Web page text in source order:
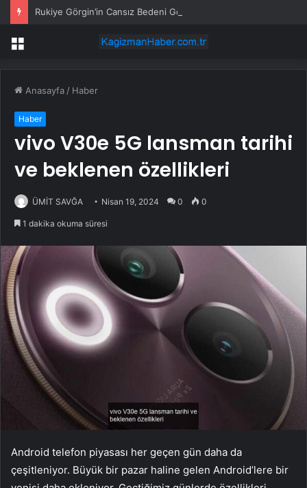
Rukiye Görgin’in Cansız Bedeni Göl Çevresinde Bulundu
Menü
Anasayfa / Haber
Haber
vivo V30e 5G lansman tarihi
ve beklenen özellikleri
ÜMİT SAVĞA Nisan 19, 2024 0 0
1 dakika okuma süresi
Android telefon piyasası her geçen gün daha da
çeşitleniyor. Büyük bir pazar haline gelen Android’lere bir